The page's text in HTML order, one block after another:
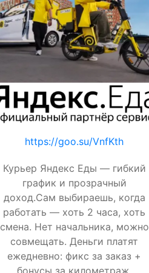
https://goo.su/VnfKth
Курьер Яндекс Еды — гибкий
график и прозрачный
доход.Сам выбираешь, когда
работать — хоть 2 часа, хоть
смена. Нет начальника, можно
совмещать. Деньги платят
ежедневно: фикс за заказ +